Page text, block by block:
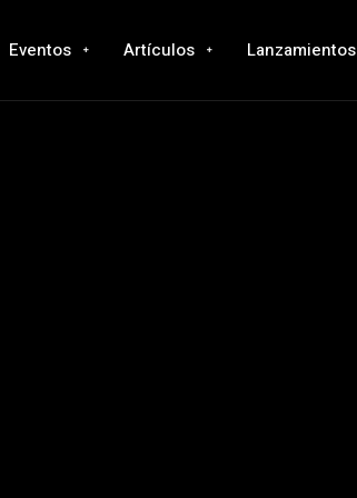
Eventos Artículos Lanzamientos